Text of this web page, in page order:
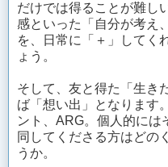
だけでは得ることが難し
感といった「自分が考え
を、日常に「＋」してく
ょう。
そして、友と得た「生き
ば「想い出」となります
ント、ARG。個人的には
同してくださる方はどの
うか。